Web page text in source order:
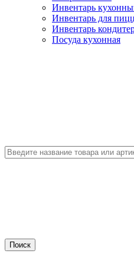
Инвентарь
Инвентарь для
Инвентарь
Посуда кухонная